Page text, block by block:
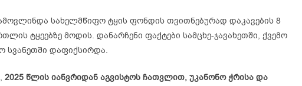
სახელმწიფო ტყის ფონდის თვითნებურად დაკავების 8
ტყეებზე მოდის. დანარჩენი ფაქტები სამცხე-ჯავახეთში, ქვემო
სვანეთში დაფიქსირდა.
2025 წლის იანვრიდან აგვისტოს ჩათვლით, უკანონო ჭრისა და